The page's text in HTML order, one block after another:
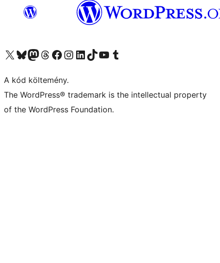
Visit our X (formerly Twitter) account
Visit our Bluesky account
Twitter csatornánk
Visit our Threads account
Facebook oldalunk megtekintése
Visit our Instagram account
Visit our LinkedIn account
Visit our TikTok account
Visit our YouTube channel
Visit our Tumblr account
A kód költemény.
The WordPress® trademark is the intellectual property
of the WordPress Foundation.